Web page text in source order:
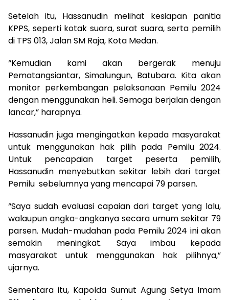
Setelah itu, Hassanudin melihat kesiapan panitia
KPPS, seperti kotak suara, surat suara, serta pemilih
di TPS 013, Jalan SM Raja, Kota Medan.
“Kemudian kami akan bergerak menuju
Pematangsiantar, Simalungun, Batubara. Kita akan
monitor perkembangan pelaksanaan Pemilu 2024
dengan menggunakan heli. Semoga berjalan dengan
lancar,” harapnya.
Hassanudin juga mengingatkan kepada masyarakat
untuk menggunakan hak pilih pada Pemilu 2024.
Untuk pencapaian target peserta pemilih,
Hassanudin menyebutkan sekitar lebih dari target
Pemilu sebelumnya yang mencapai 79 parsen.
“Saya sudah evaluasi capaian dari target yang lalu,
walaupun angka-angkanya secara umum sekitar 79
parsen. Mudah-mudahan pada Pemilu 2024 ini akan
semakin meningkat. Saya imbau kepada
masyarakat untuk menggunakan hak pilihnya,”
ujarnya.
Sementara itu, Kapolda Sumut Agung Setya Imam